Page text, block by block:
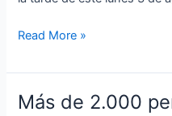
Read More »
Más de 2.000
Más